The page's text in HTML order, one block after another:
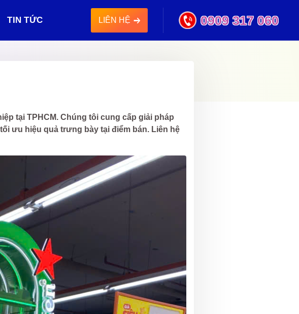
TIN TỨC LIÊN HỆ 0909 317 060
tại TPHCM. Chúng tôi cung cấp giải pháp
ưu hiệu quả trưng bày tại điểm bán. Liên hệ